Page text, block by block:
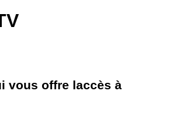
vous offre laccès à